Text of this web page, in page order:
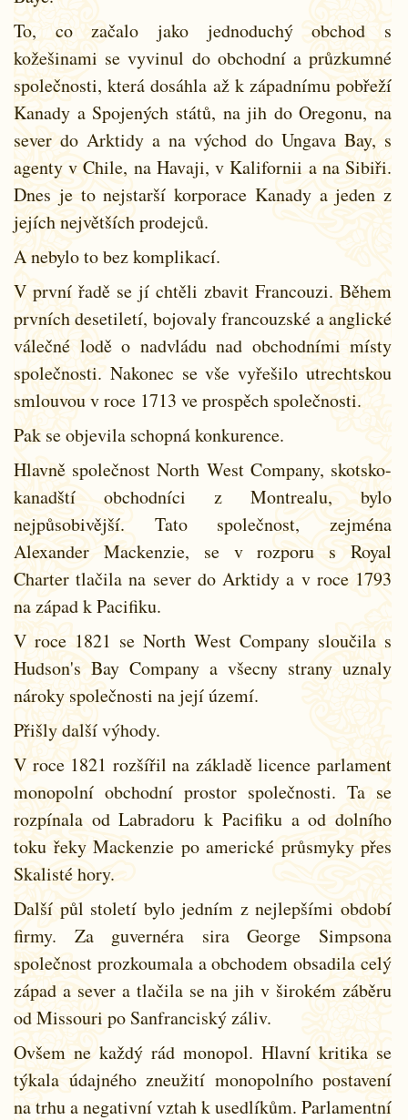
To, co začalo jako jednoduchý obchod s
kožešinami se vyvinul do obchodní a průzkumné
společnosti, která dosáhla až k západnímu pobřeží
Kanady a Spojených států, na jih do Oregonu, na
sever do Arktidy a na východ do Ungava Bay, s
agenty v Chile, na Havaji, v Kalifornii a na Sibiři.
Dnes je to nejstarší korporace Kanady a jeden z
jejích největších prodejců.
A nebylo to bez komplikací.
V první řadě se jí chtěli zbavit Francouzi. Během
prvních desetiletí, bojovaly francouzské a anglické
válečné lodě o nadvládu nad obchodními místy
společnosti. Nakonec se vše vyřešilo utrechtskou
smlouvou v roce 1713 ve prospěch společnosti.
Pak se objevila schopná konkurence.
Hlavně společnost North West Company, skotsko-
kanadští obchodníci z Montrealu, bylo
nejpůsobivější. Tato společnost, zejména
Alexander Mackenzie, se v rozporu s Royal
Charter tlačila na sever do Arktidy a v roce 1793
na západ k Pacifiku.
V roce 1821 se North West Company sloučila s
Hudson's Bay Company a všecny strany uznaly
nároky společnosti na její území.
Přišly další výhody.
V roce 1821 rozšířil na základě licence parlament
monopolní obchodní prostor společnosti. Ta se
rozpínala od Labradoru k Pacifiku a od dolního
toku řeky Mackenzie po americké průsmyky přes
Skalisté hory.
Další půl století bylo jedním z nejlepšími období
firmy. Za guvernéra sira George Simpsona
společnost prozkoumala a obchodem obsadila celý
západ a sever a tlačila se na jih v širokém záběru
od Missouri po Sanfranciský záliv.
Ovšem ne každý rád monopol. Hlavní kritika se
týkala údajného zneužití monopolního postavení
na trhu a negativní vztah k usedlíkům. Parlamentní